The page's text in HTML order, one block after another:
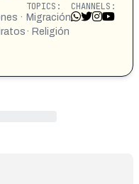
·
TOPICS:
Migración
· Religión
CHANNELS: